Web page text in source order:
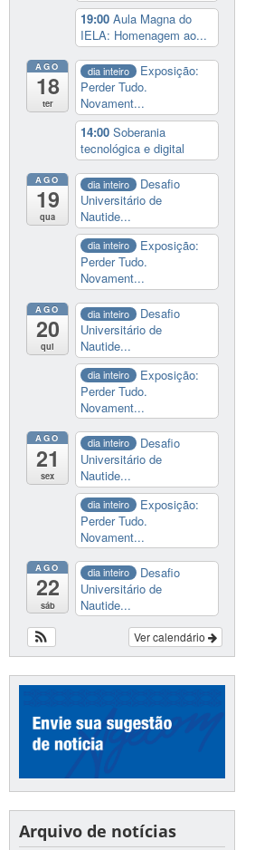
19:00Aula Magna do
IELA: Homenagem ao...
AGO
18
ter
dia inteiro
Exposição:
Perder Tudo.
Novament...
14:00Soberania
tecnológica e digital
AGO
19
qua
dia inteiro
Desafio
Universitário de
Nautide...
dia inteiro
Exposição:
Perder Tudo.
Novament...
AGO
20
qui
dia inteiro
Desafio
Universitário de
Nautide...
dia inteiro
Exposição:
Perder Tudo.
Novament...
AGO
21
sex
dia inteiro
Desafio
Universitário de
Nautide...
dia inteiro
Exposição:
Perder Tudo.
Novament...
AGO
22
sáb
dia inteiro
Desafio
Universitário de
Nautide...
Ver calendário
Arquivo de notícias